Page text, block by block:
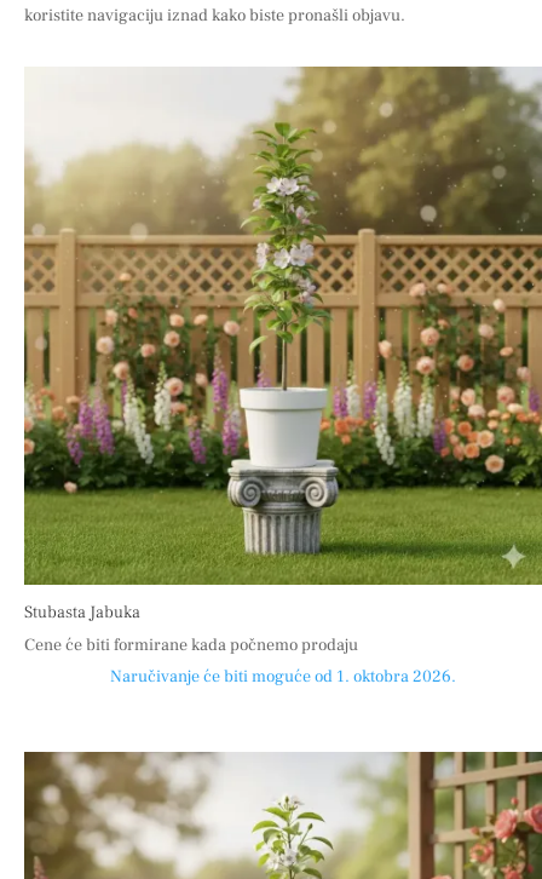
koristite navigaciju iznad kako biste pronašli objavu.
Stubasta Jabuka
Cene će biti formirane kada počnemo prodaju
Naručivanje će biti moguće od 1. oktobra 2026.